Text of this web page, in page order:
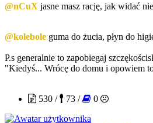
@nCuX jasne masz rację, jak widać
@kolebole guma do żucia, płyn do
P.s generalnie to zapobiegaj
"Kiedyś... Wrócę do domu i opowiem
530 /
73 / 0